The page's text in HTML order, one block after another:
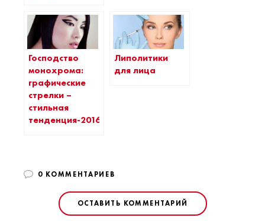
Господство
монохрома:
графические
стрелки –
стильная
тенденция-2016
Липолитики
для лица
0 КОММЕНТАРИЕВ
ОСТАВИТЬ КОММЕНТАРИЙ